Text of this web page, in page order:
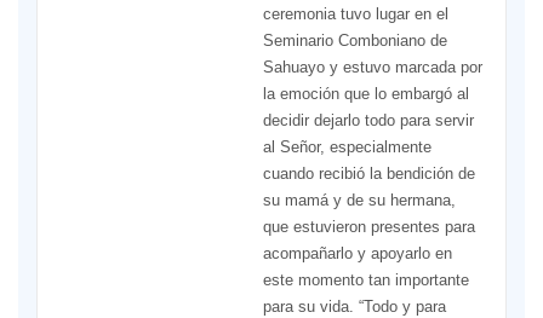
ceremonia tuvo lugar en el
Seminario Comboniano de
Sahuayo y estuvo marcada por
la emoción que lo embargó al
decidir dejarlo todo para servir
al Señor, especialmente
cuando recibió la bendición de
su mamá y de su hermana,
que estuvieron presentes para
acompañarlo y apoyarlo en
este momento tan importante
para su vida. “Todo y para